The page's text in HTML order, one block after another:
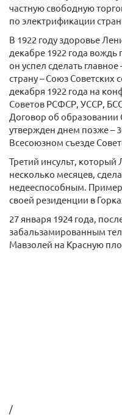
частную свободную
по электрификации
В 1922 году здоровье
декабре 1922 года вождь
он успел сделать
страну – Союз Советских
декабря 1922 года на
Советов РСФСР, УССР,
Договор об
утвержден днем позже –
Всесоюзном съезде
Третий инсульт, который
несколько месяцев,
недееспособным.
своей резиденции в
27 января 1924 года,
забальзамированным
Мавзолей на Красную
/